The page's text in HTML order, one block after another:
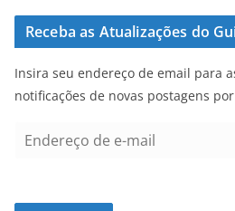
Receba as Atualizações do
Insira seu endereço de email para
notificações de novas postagens
e